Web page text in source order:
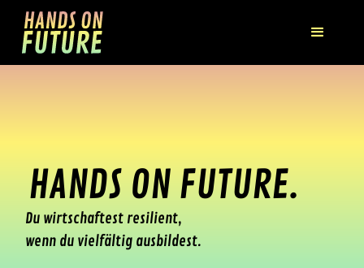
HANDS ON FUTURE.
Du wirtschaftest resilient,
wenn du vielfältig ausbildest.